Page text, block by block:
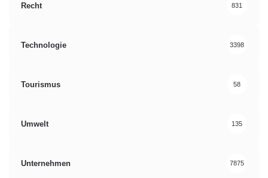
Recht 831
Technologie 3398
Tourismus 58
Umwelt 135
Unternehmen 7875